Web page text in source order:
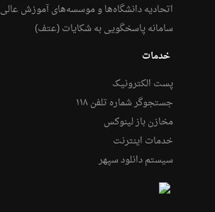
اتحادیه دانشگاه‌ها و موسسه‌های آموزش عالی
سامانه پاسخگویی به شکایات (عتف)
خدمات
پست الکترونیک
جستجوگر شماره تلفن ۱۱۸
مخازن باز لینوکس
خدمات اینترنت
سیستم دانلود سپهر